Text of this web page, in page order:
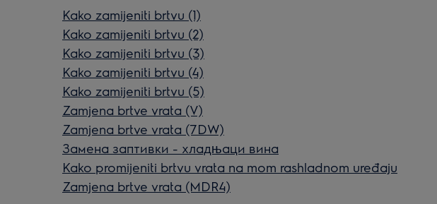
Kako zamijeniti brtvu (1)
Kako zamijeniti brtvu (2)
Kako zamijeniti brtvu (3)
Kako zamijeniti brtvu (4)
Kako zamijeniti brtvu (5)
Zamjena brtve vrata (V)
Zamjena brtve vrata (7DW)
Замена заптивки - хладњаци вина
Kako promijeniti brtvu vrata na mom rashladnom uređaju
Zamjena brtve vrata (MDR4)